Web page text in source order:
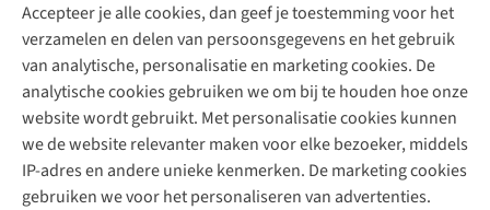
Accepteer je alle cookies, dan geef je toestemming voor het
verzamelen en delen van persoonsgegevens en het gebruik
van analytische, personalisatie en marketing cookies. De
analytische cookies gebruiken we om bij te houden hoe onze
website wordt gebruikt. Met personalisatie cookies kunnen
we de website relevanter maken voor elke bezoeker, middels
IP-adres en andere unieke kenmerken. De marketing cookies
gebruiken we voor het personaliseren van advertenties.
+31 (0)85 888 50 88
+31 6 12 28 49 80
Contactformulier